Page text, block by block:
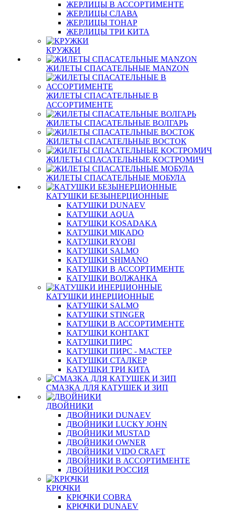
ЖЕРЛИЦЫ В АССОРТИМЕНТЕ
ЖЕРЛИЦЫ СЛАВА
ЖЕРЛИЦЫ ТОНАР
ЖЕРЛИЦЫ ТРИ КИТА
КРУЖКИ
ЖИЛЕТЫ СПАСАТЕЛЬНЫЕ MANZON
ЖИЛЕТЫ СПАСАТЕЛЬНЫЕ В
АССОРТИМЕНТЕ
ЖИЛЕТЫ СПАСАТЕЛЬНЫЕ ВОЛГАРЬ
ЖИЛЕТЫ СПАСАТЕЛЬНЫЕ ВОСТОК
ЖИЛЕТЫ СПАСАТЕЛЬНЫЕ КОСТРОМИЧ
ЖИЛЕТЫ СПАСАТЕЛЬНЫЕ МОБУЛА
КАТУШКИ БЕЗЫНЕРЦИОННЫЕ
КАТУШКИ DUNAEV
КАТУШКИ AQUA
КАТУШКИ KOSADAKA
КАТУШКИ MIKADO
КАТУШКИ RYOBI
КАТУШКИ SALMO
КАТУШКИ SHIMANO
КАТУШКИ В АССОРТИМЕНТЕ
КАТУШКИ ВОЛЖАНКА
КАТУШКИ ИНЕРЦИОННЫЕ
КАТУШКИ SALMO
КАТУШКИ STINGER
КАТУШКИ В АССОРТИМЕНТЕ
КАТУШКИ КОНТАКТ
КАТУШКИ ПИРС
КАТУШКИ ПИРС - МАСТЕР
КАТУШКИ СТАЛКЕР
КАТУШКИ ТРИ КИТА
СМАЗКА ДЛЯ КАТУШЕК И ЗИП
ДВОЙНИКИ
ДВОЙНИКИ DUNAEV
ДВОЙНИКИ LUCKY JOHN
ДВОЙНИКИ MUSTAD
ДВОЙНИКИ OWNER
ДВОЙНИКИ VIDO CRAFT
ДВОЙНИКИ В АССОРТИМЕНТЕ
ДВОЙНИКИ РОССИЯ
КРЮЧКИ
КРЮЧКИ COBRA
КРЮЧКИ DUNAEV